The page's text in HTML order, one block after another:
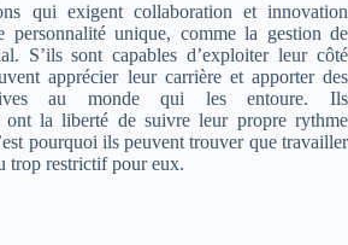
qui exigent collaboration et innovation
personnalité unique, comme la gestion de
S’ils sont capables d’exploiter leur côté
apprécier leur carrière et apporter des
au monde qui les entoure. Ils
ont la liberté de suivre leur propre rythme
pourquoi ils peuvent trouver que travailler
trop restrictif pour eux.